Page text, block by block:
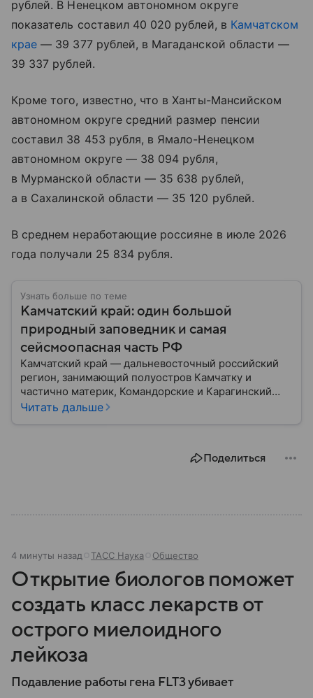
рублей. В Ненецком автономном округе
показатель составил 40 020 рублей, в Камчатском
крае — 39 377 рублей, в Магаданской области —
39 337 рублей.
Кроме того, известно, что в Ханты-Мансийском
автономном округе средний размер пенсии
составил 38 453 рубля, в Ямало-Ненецком
автономном округе — 38 094 рубля,
в Мурманской области — 35 638 рублей,
а в Сахалинской области — 35 120 рублей.
В среднем неработающие россияне в июле 2026
года получали 25 834 рубля.
Узнать больше по теме
Камчатский край: один большой
природный заповедник и самая
сейсмоопасная часть РФ
Камчатский край — дальневосточный российский
регион, занимающий полуостров Камчатку и
частично материк, Командорские и Карагинский
острова. Эта территория известна высокой
Читать дальше
Поделиться
4 минуты назад ТАСС Наука Общество
Открытие биологов поможет
создать класс лекарств от
острого миелоидного
лейкоза
Подавление работы гена FLT3 убивает